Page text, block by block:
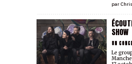
par
SHOW
UN
Le